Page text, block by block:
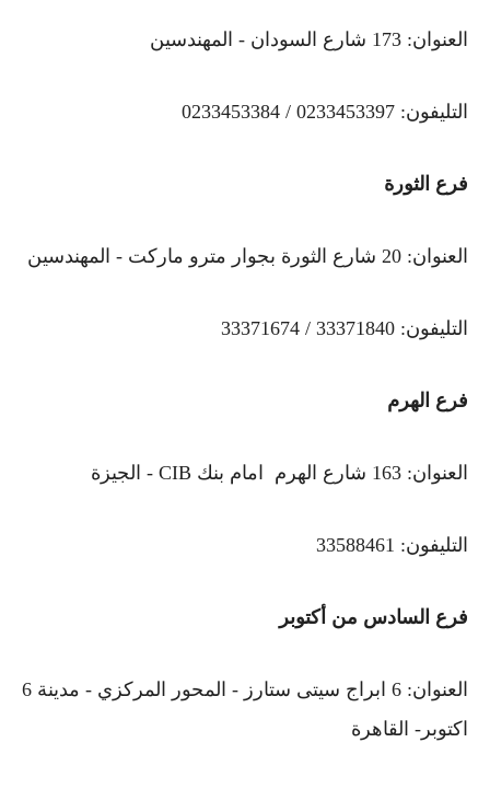
العنوان: 173 شارع السودان - المهندسين
التليفون: 0233453397 / 0233453384
فرع الثورة
العنوان: 20 شارع الثورة بجوار مترو ماركت - المهندسين
التليفون: 33371840 / 33371674
فرع الهرم
العنوان: 163 شارع الهرم امام بنك CIB - الجيزة
التليفون: 33588461
فرع السادس من أكتوبر
العنوان: 6 ابراج سيتى ستارز - المحور المركزي - مدينة 6
اكتوبر- القاهرة